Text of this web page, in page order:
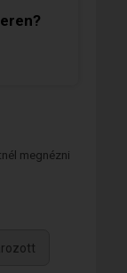
megnézni